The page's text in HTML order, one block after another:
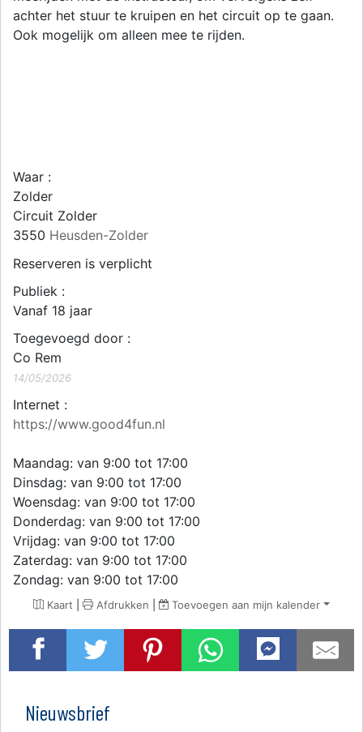
achter het stuur te kruipen en het circuit op te gaan.
Ook mogelijk om alleen mee te rijden.
Waar :
Zolder
Circuit Zolder
3550 Heusden-Zolder
Reserveren is verplicht
Publiek :
Vanaf 18 jaar
Toegevoegd door :
Co Rem
14/05/2026
Internet :
https://www.good4fun.nl
Maandag: van 9:00 tot 17:00
Dinsdag: van 9:00 tot 17:00
Woensdag: van 9:00 tot 17:00
Donderdag: van 9:00 tot 17:00
Vrijdag: van 9:00 tot 17:00
Zaterdag: van 9:00 tot 17:00
Zondag: van 9:00 tot 17:00
Kaart | Afdrukken | Toevoegen aan mijn kalender
Nieuwsbrief